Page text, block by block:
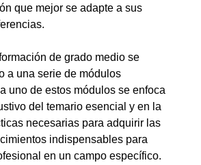
que mejor se adapte a sus
de grado medio se
a una serie de módulos
uno de estos módulos se enfoca
del temario esencial y en la
necesarias para adquirir las
indispensables para
en un campo específico.